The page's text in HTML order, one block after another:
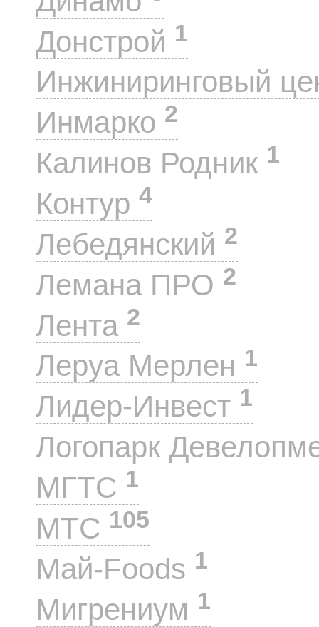
Донстрой 1
Инжиниринговый
Инмарко 2
Калинов Родник 1
Контур 4
Лебедянский 2
Лемана ПРО 2
Лента 2
Леруа Мерлен 1
Лидер-Инвест 1
Логопарк
МГТС 1
МТС 105
Май-Foods 1
Мигрениум 1